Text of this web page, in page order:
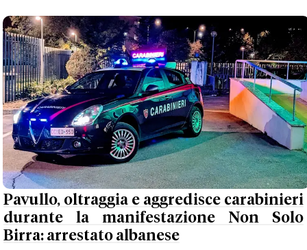
Pavullo, oltraggia e aggredisce carabinieri
durante la manifestazione Non Solo
Birra: arrestato albanese